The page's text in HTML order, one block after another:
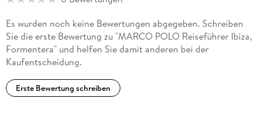
Es wurden noch keine Bewertungen abgegeben. Schreiben
Sie die erste Bewertung zu "MARCO POLO Reiseführer Ibiza,
Formentera" und helfen Sie damit anderen bei der
Kaufentscheidung.
Erste Bewertung schreiben